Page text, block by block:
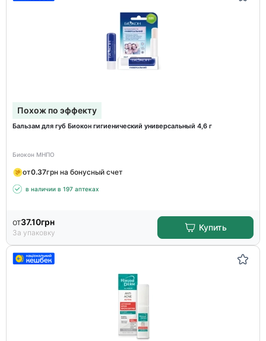
Похож по эффекту
Бальзам для губ Биокон гигиенический универсальный 4,6 г
Биокон МНПО
от0.37грн на бонусный счет
в наличии в 197 аптеках
от37.10грн
За упаковку
Купить